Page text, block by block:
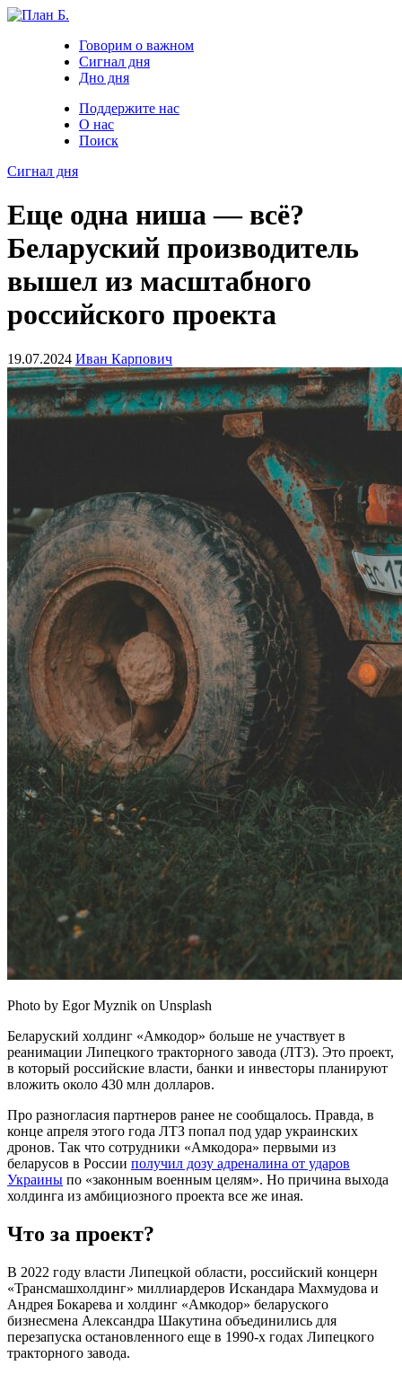
Говорим о важном
Сигнал дня
Дно дня
Поддержите нас
О нас
Поиск
Сигнал дня
Еще одна ниша — всё?
Беларуский производитель
вышел из масштабного
российского проекта
19.07.2024 Иван Карпович
Photo by Egor Myznik on Unsplash
Беларуский холдинг «Амкодор» больше не участвует в
реанимации Липецкого тракторного завода (ЛТЗ). Это проект,
в который российские власти, банки и инвесторы планируют
вложить около 430 млн долларов.
Про разногласия партнеров ранее не сообщалось. Правда, в
конце апреля этого года ЛТЗ попал под удар украинских
дронов. Так что сотрудники «Амкодора» первыми из
беларусов в России получил дозу адреналина от ударов
Украины по «законным военным целям». Но причина выхода
холдинга из амбициозного проекта все же иная.
Что за проект?
В 2022 году власти Липецкой области, российский концерн
«Трансмашхолдинг» миллиардеров Искандара Махмудова и
Андрея Бокарева и холдинг «Амкодор» беларуского
бизнесмена Александра Шакутина объединились для
перезапуска остановленного еще в 1990-х годах Липецкого
тракторного завода.